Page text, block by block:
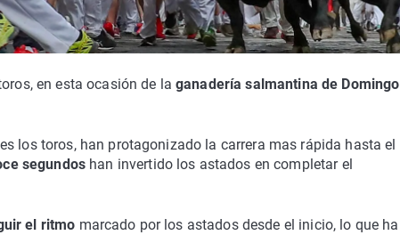
en esta ocasión de laganadería salmantina de Domingo
los toros, han protagonizado la carrera mas rápida hasta el
segundos han invertido los astados en completar el
el ritmo marcado por los astados desde el inicio, lo que ha